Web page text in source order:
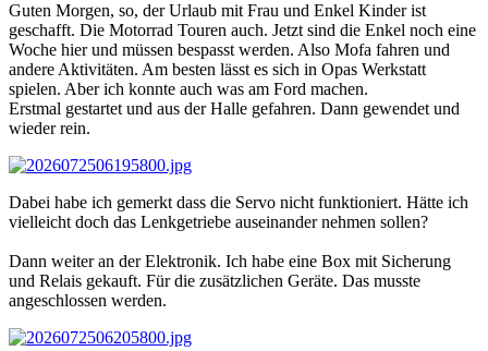
Guten Morgen, so, der Urlaub mit Frau und Enkel Kinder ist
geschafft. Die Motorrad Touren auch. Jetzt sind die Enkel noch eine
Woche hier und müssen bespasst werden. Also Mofa fahren und
andere Aktivitäten. Am besten lässt es sich in Opas Werkstatt
spielen. Aber ich konnte auch was am Ford machen.
Erstmal gestartet und aus der Halle gefahren. Dann gewendet und
wieder rein.
Dabei habe ich gemerkt dass die Servo nicht funktioniert. Hätte ich
vielleicht doch das Lenkgetriebe auseinander nehmen sollen?
Dann weiter an der Elektronik. Ich habe eine Box mit Sicherung
und Relais gekauft. Für die zusätzlichen Geräte. Das musste
angeschlossen werden.